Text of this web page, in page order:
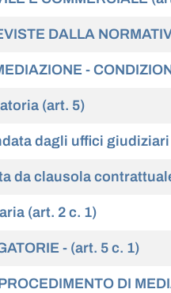
DALLA
-
(art. 5)
dagli uffici
da clausola
(art. 2 c. 1)
- (art. 5 c. 1)
DI